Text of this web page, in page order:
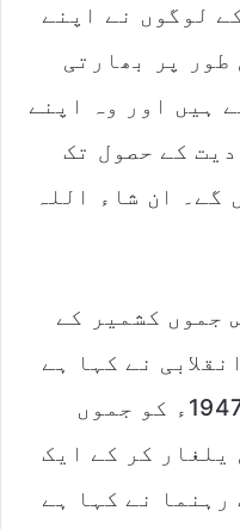
لوگوں نے اپنے
طور پر بھارتی
ہیں اور وہ اپنے
کے حصول تک
گے۔ ان شاء اللہ
جموں کشمیر کے
نے کہا ہے
کہ بھارت نے 27 اکتوبر 1947ء کو جموں
یلغار کر کے ایک
رہنما نے کہا ہے